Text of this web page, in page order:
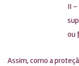
II
ou
Assim, como a